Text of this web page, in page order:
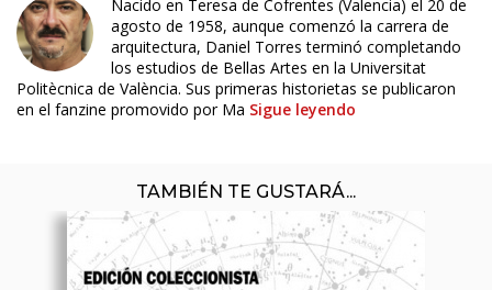
Nacido en Teresa de Cofrentes (Valencia) el 20 de
agosto de 1958, aunque comenzó la carrera de
arquitectura, Daniel Torres terminó completando
los estudios de Bellas Artes en la Universitat
Politècnica de València. Sus primeras historietas se publicaron
en el fanzine promovido por Ma Sigue leyendo
TAMBIÉN TE GUSTARÁ...